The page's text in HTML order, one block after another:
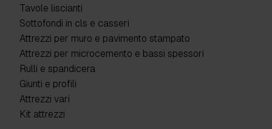
Tavole liscianti
Sottofondi in cls e casseri
Attrezzi per muro e pavimento stampato
Attrezzi per microcemento e bassi spessori
Rulli e spandicera
Giunti e profili
Attrezzi vari
Kit attrezzi